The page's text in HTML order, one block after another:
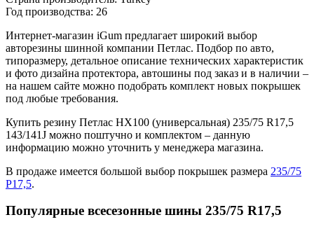
Год производства: 26
Интернет-магазин iGum предлагает широкий выбор
авторезины шинной компании Петлас. Подбор по авто,
типоразмеру, детальное описание технических характеристик
и фото дизайна протектора, автошины под заказ и в наличии –
на нашем сайте можно подобрать комплект новых покрышек
под любые требования.
Купить резину Петлас НХ100 (универсальная) 235/75 R17,5
143/141J можно поштучно и комплектом – данную
информацию можно уточнить у менеджера магазина.
В продаже имеется большой выбор покрышек размера 235/75
Р17,5.
Популярные всесезонные шины 235/75 R17,5